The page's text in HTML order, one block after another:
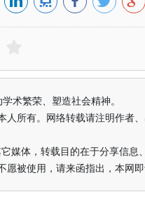
术繁荣、塑造社会精神。
所有。网络转载请注明作者、
媒体，转载目的在于分享信息
被使用，请来函指出，本网即